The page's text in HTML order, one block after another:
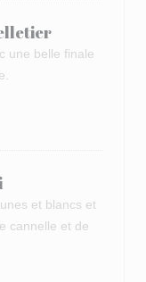
une belle finale
et blancs et
cannelle et de